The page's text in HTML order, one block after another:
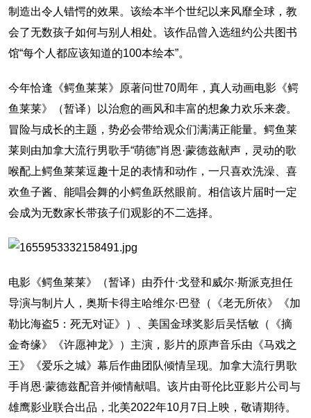
制造出令人错愕的效果。该绘本半个世纪以来风靡全球，教
会了无数孩子如何与别人相处。该作品曾入选纽约公共图书
馆“每个人都应该知道的100本绘本”。
今年恰逢《鳄鱼莱莱》原著问世70周年，真人动画电影《鳄
鱼莱莱》（暂译）以治愈的画风和丰富的想象力欢乐来袭。
冒险与成长的主题，势必会带给观众们满满正能量。鳄鱼莱
莱则由加拿大流行男歌手“萌德”肖恩·蒙德兹献声，灵动的歌
喉配上鳄鱼莱莱逗趣十足的表情和动作，一只喜欢洗澡、喜
欢鱼子酱、能唱会舞的小鳄鱼跃然眼前。相信该片届时一定
会成为无数家长带孩子们观影的不二选择。
电影《鳄鱼莱莱》（暂译）由乔什·戈登和威尔·斯派克担任
导演与制片人，奥斯卡得主哈维尔·巴登（《老无所依》《加
勒比海盗5：死无对证》）、美国金球奖影后吴恬敏（《摘
金奇缘》《许愿神龙》）主演，影片的原声音乐由《马戏之
王》《爱乐之城》幕后作曲团队倾情呈现。加拿大流行男歌
手肖恩·蒙德兹配音并倾情献唱。该片由哥伦比亚影片公司与
雄鹰影业联合出品，北美2022年10月7日上映，敬请期待。